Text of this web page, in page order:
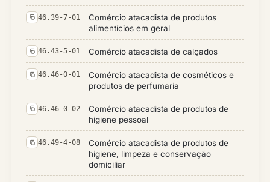
46.39-7-01
Comércio atacadista de produtos
alimentícios em geral
46.43-5-01 Comércio atacadista de calçados
46.46-0-01
Comércio atacadista de cosméticos e
produtos de perfumaria
46.46-0-02
Comércio atacadista de produtos de
higiene pessoal
46.49-4-08
Comércio atacadista de produtos de
higiene, limpeza e conservação
domiciliar